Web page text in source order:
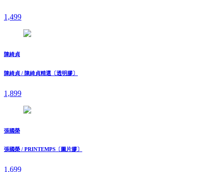
1,499
陳綺貞
陳綺貞 / 陳綺貞精選〔透明膠〕
1,899
張國榮
張國榮 / PRINTEMPS〔圖片膠〕
1,699